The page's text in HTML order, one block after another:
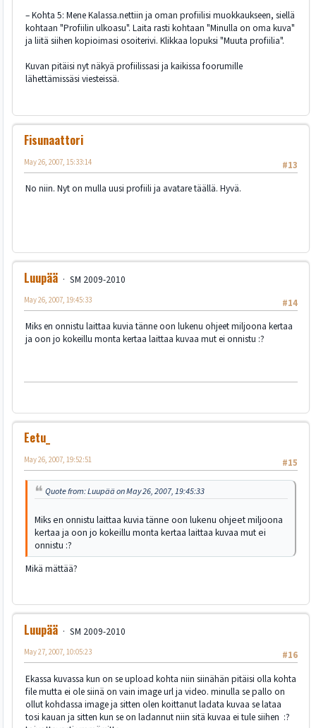
– Kohta 5: Mene Kalassa.nettiin ja oman profiilisi muokkaukseen, siellä
kohtaan "Profiilin ulkoasu". Laita rasti kohtaan "Minulla on oma kuva"
ja liitä siihen kopioimasi osoiterivi. Klikkaa lopuksi "Muuta profiilia".
Kuvan pitäisi nyt näkyä profiilissasi ja kaikissa foorumille
lähettämissäsi viesteissä.
Fisunaattori
#13
May 26, 2007, 15:33:14
No niin. Nyt on mulla uusi profiili ja avatare täällä. Hyvä.
Luupää
SM 2009-2010
#14
May 26, 2007, 19:45:33
Miks en onnistu laittaa kuvia tänne oon lukenu ohjeet miljoona kertaa
ja oon jo kokeillu monta kertaa laittaa kuvaa mut ei onnistu :?
Eetu_
#15
May 26, 2007, 19:52:51
Quote from: Luupää on May 26, 2007, 19:45:33
Miks en onnistu laittaa kuvia tänne oon lukenu ohjeet miljoona
kertaa ja oon jo kokeillu monta kertaa laittaa kuvaa mut ei
onnistu :?
Mikä mättää?
Luupää
SM 2009-2010
#16
May 27, 2007, 10:05:23
Ekassa kuvassa kun on se upload kohta niin siinähän pitäisi olla kohta
file mutta ei ole siinä on vain image url ja video. minulla se pallo on
ollut kohdassa image ja sitten olen koittanut ladata kuvaa se lataa
tosi kauan ja sitten kun se on ladannut niin sitä kuvaa ei tule siihen :?